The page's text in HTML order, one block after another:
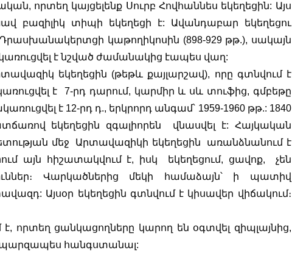
որտեղ կայցելենք Սուրբ Հովհաննես եկեղեցին: Այս
բազիլիկ տիպի եկեղեցի է: Ավանդաբար եկեղեցու
Դրասխանակերտցի կաթողիկոսին (898-929 թթ.), սակայն
կառուցվել է նշված ժամանակից էապես վաղ:
եկեղեցին (թեթև քայլարշավ), որը գտնվում է
է  7-րդ դարում, կարմիր և սև տուֆից, գմբեթը
է 12-րդ դ., երկրորդ անգամ՝ 1959-1960 թթ.: 1840
եկեղեցին զգալիորեն  վնասվել է: Հայկական
մեջ  Արտավազիկի եկեղեցին  առանձնանում է
այն հիշատակվում է, իսկ  եկեղեցում, ցավոք,  չեն
Վարկածներից մեկի համաձայն՝ ի պատիվ
Այսօր եկեղեցին գտնվում է կիսավեր վիճակում։
որտեղ ցանկացողները կարող են օգտվել զիպլայնից,
պարզապես հանգստանալ: